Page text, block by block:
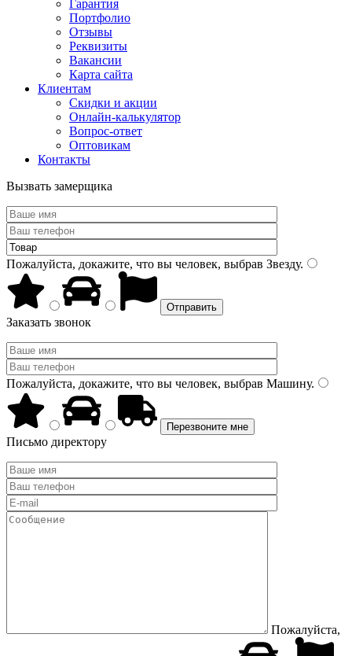
Гарантия
Портфолио
Отзывы
Реквизиты
Вакансии
Карта сайта
Клиентам
Скидки и акции
Онлайн-калькулятор
Вопрос-ответ
Оптовикам
Контакты
Вызвать замерщика
Пожалуйста, докажите, что вы человек, выбрав Звезду.
Заказать звонок
Пожалуйста, докажите, что вы человек, выбрав Машину.
Письмо директору
Пожалуйста,